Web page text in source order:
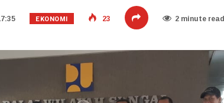
EKONOMI 23 2 minute read